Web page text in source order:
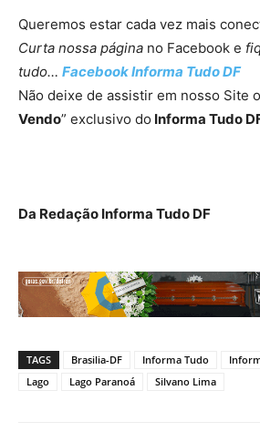
Queremos estar cada vez mais
Curta nossa página no Facebook e
tudo… Facebook Informa Tudo DF
Não deixe de assistir em nosso Site
Vendo” exclusivo do Informa Tudo
Da Redação Informa Tudo DF
TAGS Brasilia-DF Informa Tudo
Lago
Lago Paranoá Silvano Lima